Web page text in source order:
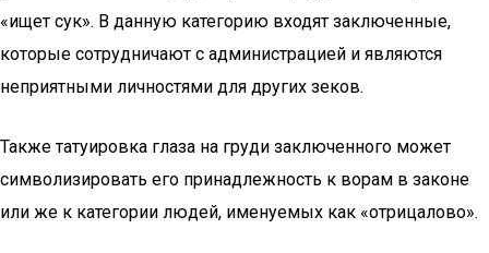
«ищет сук». В данную категорию входят заключенные,
которые сотрудничают с администрацией и являются
неприятными личностями для других зеков.
Также татуировка глаза на груди заключенного может
символизировать его принадлежность к ворам в законе
или же к категории людей, именуемых как «отрицалово».